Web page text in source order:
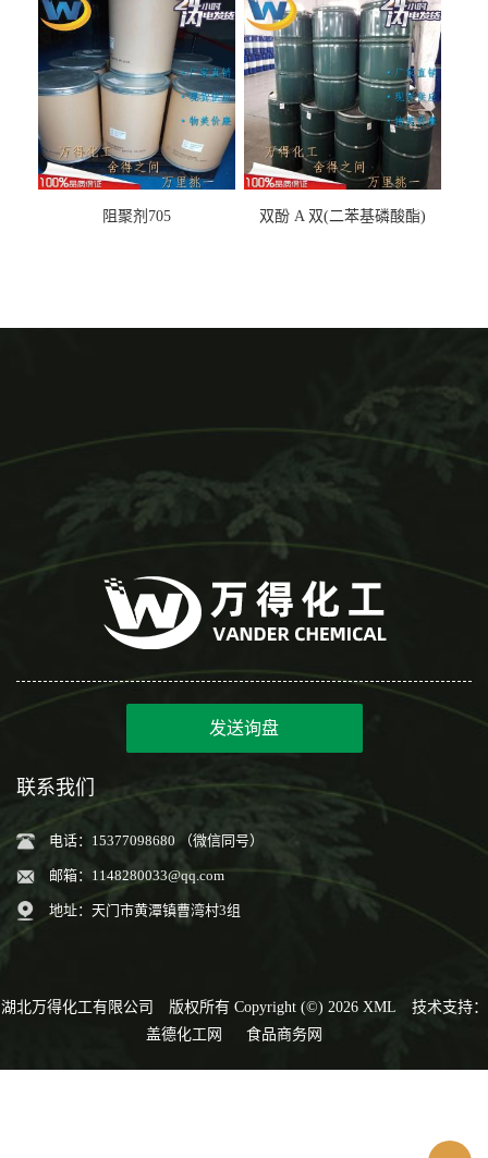
阻聚剂705 双酚 A 双(二苯基磷酸酯)
发送询盘
联系我们
电话：15377098680 （微信同号）
邮箱： 1148280033@qq.com
地址：天门市黄潭镇曹湾村3组
湖北万得化工有限公司 版权所有 Copyright (©) 2026 XML
技术支持：
盖德化工网
食品商务网